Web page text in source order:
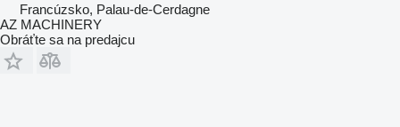
Francúzsko, Palau-de-Cerdagne
AZ MACHINERY
Obráťte sa na predajcu